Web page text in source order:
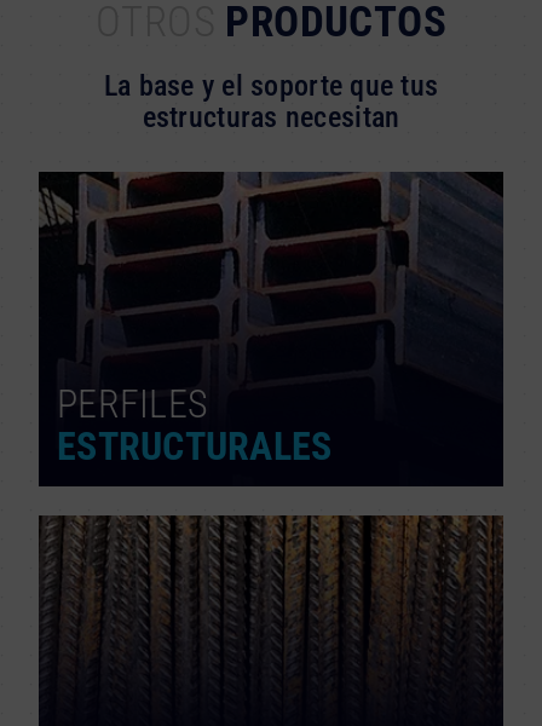
PRODUCTOS
La base y el soporte que tus
estructuras necesitan
PERFILES
ESTRUCTURALES